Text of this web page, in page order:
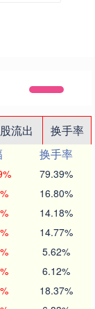
流出
换手率
换手率
79.39%
16.80%
14.18%
14.77%
5.62%
6.12%
18.37%